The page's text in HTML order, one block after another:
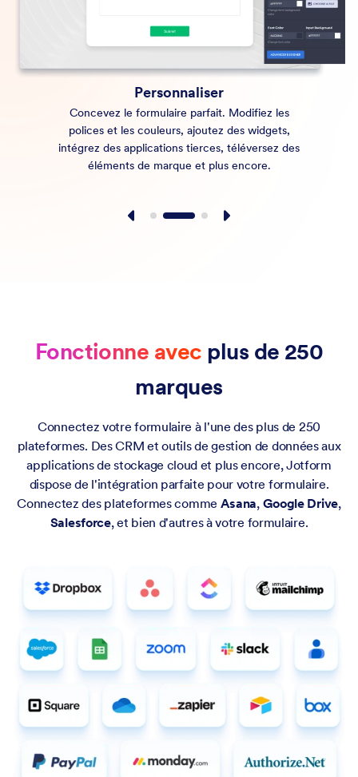
Personnaliser
Concevez le formulaire parfait. Modifiez les
polices et les couleurs, ajoutez des widgets,
intégrez des applications tierces, téléversez des
éléments de marque et plus encore.
Fonctionne avec plus de 250
marques
Connectez votre formulaire à l'une des plus de 250
plateformes. Des CRM et outils de gestion de données aux
applications de stockage cloud et plus encore, Jotform
dispose de l'intégration parfaite pour votre formulaire.
Connectez des plateformes comme Asana, Google Drive,
Salesforce, et bien d'autres à votre formulaire.